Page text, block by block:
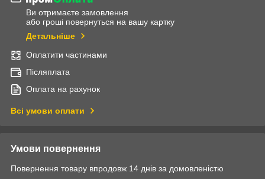
Ви отримаєте замовлення
або гроші повернуться на вашу картку
Детальніше
Оплатити частинами
Післяплата
Оплата на рахунок
Всі умови оплати
Умови повернення
Повернення товару впродовж 14 днів за домовленістю